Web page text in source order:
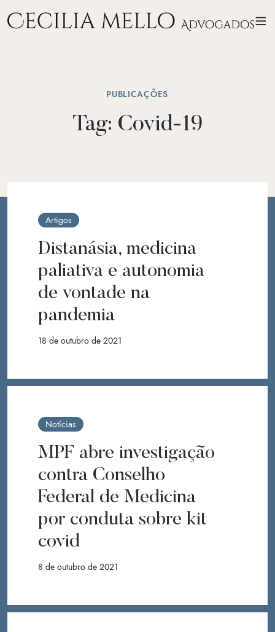
PUBLICAÇÕES
Tag: Covid-19
Artigos
Distanásia, medicina
paliativa e autonomia
de vontade na
pandemia
18 de outubro de 2021
Notícias
MPF abre investigação
contra Conselho
Federal de Medicina
por conduta sobre kit
covid
8 de outubro de 2021